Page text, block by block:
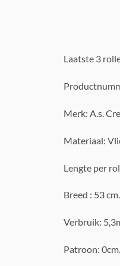
Laatste 3
Merk: A.s.
Materiaal:
Lengte per
Breed : 53 cm.
Verbruik:
Patroon: 0cm.